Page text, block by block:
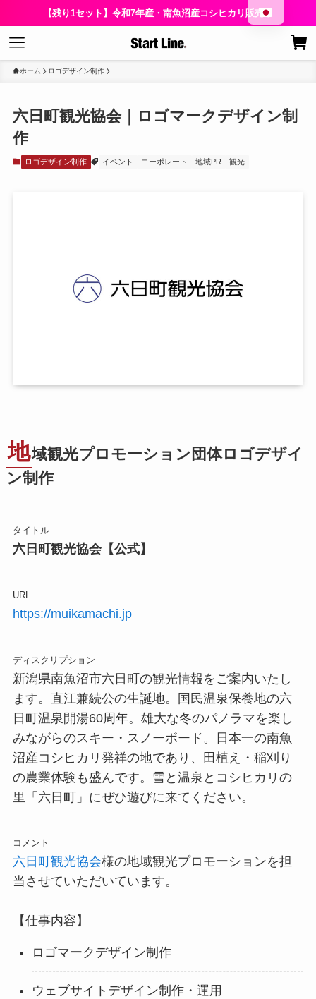
【残り1セット】令和7年産・南魚沼産コシヒカリ販売中
ホーム ロゴデザイン制作
六日町観光協会｜ロゴマークデザイン制
作
ロゴデザイン制作 イベント コーポレート 地域PR 観光
地域観光プロモーション団体ロゴデザイ
ン制作
タイトル
六日町観光協会【公式】
URL
https://muikamachi.jp
ディスクリプション
新潟県南魚沼市六日町の観光情報をご案内いたし
ます。直江兼続公の生誕地。国民温泉保養地の六
日町温泉開湯60周年。雄大な冬のパノラマを楽し
みながらのスキー・スノーボード。日本一の南魚
沼産コシヒカリ発祥の地であり、田植え・稲刈り
の農業体験も盛んです。雪と温泉とコシヒカリの
里「六日町」にぜひ遊びに来てください。
コメント
六日町観光協会様の地域観光プロモーションを担
当させていただいています。
【仕事内容】
ロゴマークデザイン制作
ウェブサイトデザイン制作・運用